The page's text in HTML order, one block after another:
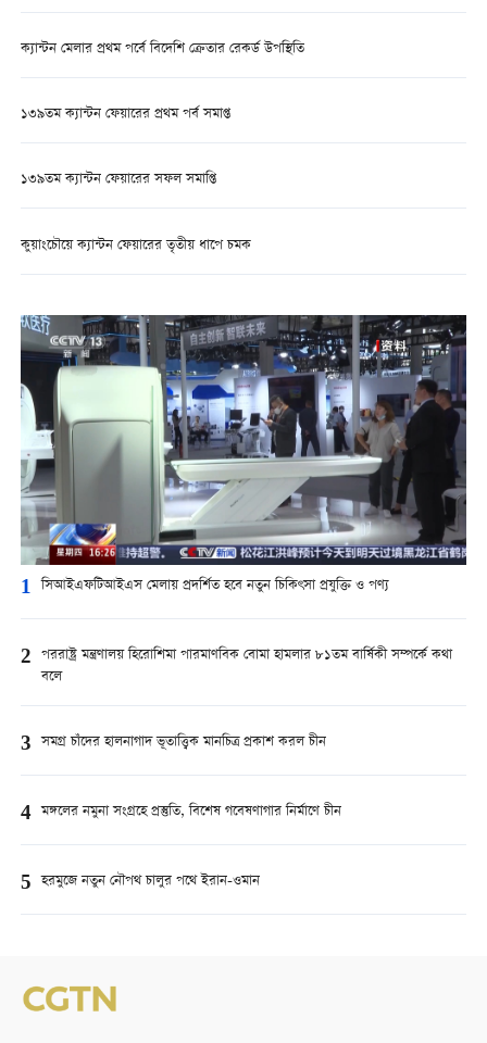
ক্যান্টন মেলার প্রথম পর্বে বিদেশি ক্রেতার রেকর্ড উপস্থিতি
১৩৯তম ক্যান্টন ফেয়ারের প্রথম পর্ব সমাপ্ত
১৩৯তম ক্যান্টন ফেয়ারের সফল সমাপ্তি
কুয়াংচৌয়ে ক্যান্টন ফেয়ারের তৃতীয় ধাপে চমক
1 সিআইএফটিআইএস মেলায় প্রদর্শিত হবে নতুন চিকিৎসা প্রযুক্তি ও পণ্য
2 পররাষ্ট্র মন্ত্রণালয় হিরোশিমা পারমাণবিক বোমা হামলার ৮১তম বার্ষিকী সম্পর্কে কথা
বলে
3 সমগ্র চাঁদের হালনাগাদ ভূতাত্ত্বিক মানচিত্র প্রকাশ করল চীন
4 মঙ্গলের নমুনা সংগ্রহে প্রস্তুতি, বিশেষ গবেষণাগার নির্মাণে চীন
5 হরমুজে নতুন নৌপথ চালুর পথে ইরান-ওমান